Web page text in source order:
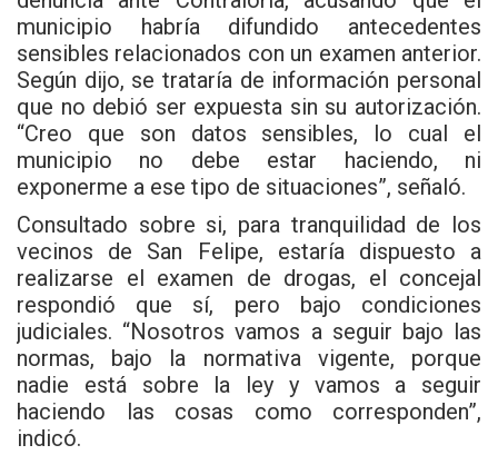
municipio habría difundido antecedentes
sensibles relacionados con un examen anterior.
Según dijo, se trataría de información personal
que no debió ser expuesta sin su autorización.
“Creo que son datos sensibles, lo cual el
municipio no debe estar haciendo, ni
exponerme a ese tipo de situaciones”, señaló.
Consultado sobre si, para tranquilidad de los
vecinos de San Felipe, estaría dispuesto a
realizarse el examen de drogas, el concejal
respondió que sí, pero bajo condiciones
judiciales. “Nosotros vamos a seguir bajo las
normas, bajo la normativa vigente, porque
nadie está sobre la ley y vamos a seguir
haciendo las cosas como corresponden”,
indicó.